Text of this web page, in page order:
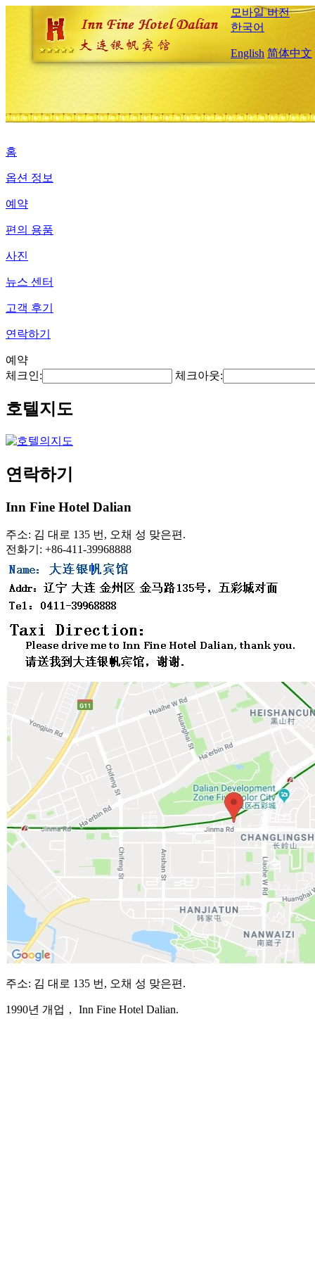
모바일 버전
한국어
English 简体中文
홈
옵션 정보
예약
편의 용품
사진
뉴스 센터
고객 후기
연락하기
예약
체크인:
체크아웃:
호텔지도
연락하기
Inn Fine Hotel Dalian
주소: 김 대로 135 번, 오채 성 맞은편.
전화기: +86-411-39968888
주소: 김 대로 135 번, 오채 성 맞은편.
1990년 개업， Inn Fine Hotel Dalian.